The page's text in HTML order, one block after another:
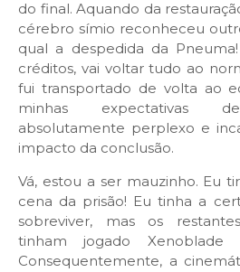
do final. Aquando da
cérebro símio reconheceu
qual a despedida da
créditos, vai voltar tudo ao
fui transportado de volta ao
minhas expectativas
absolutamente perplexo e
impacto da conclusão.
Vá, estou a ser mauzinho. Eu
cena da prisão! Eu tinha a
sobreviver, mas os
tinham jogado
Consequentemente, a